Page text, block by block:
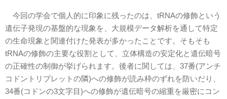
今回の学会で個人的に印象に残ったのは、tRNAの修飾という
遺伝子発現の基盤的な現象を、大規模データ解析を通して特定
の生命現象と関連付けた発表が多かったことです。そもそも
tRNAの修飾の主要な役割として、立体構造の安定化と遺伝暗号
の正確性の制御が挙げられます。後者に関しては、37番(アンチ
コドントリプレットの隣)への修飾が読み枠のずれを防いだり、
34番(コドンの3文字目)への修飾が遺伝暗号の縮重を厳密にコン